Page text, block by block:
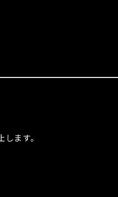
ます。